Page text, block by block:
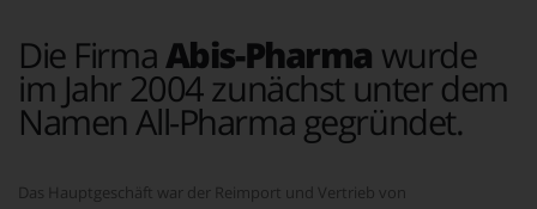
Die Firma Abis-Pharma wurde
im Jahr 2004 zunächst unter dem
Namen All-Pharma gegründet.
Das Hauptgeschäft war der Reimport und Vertrieb von